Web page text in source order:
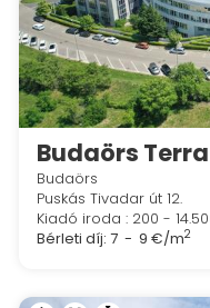
Budaörs Terra
Budaörs
Puskás Tivadar út 12.
Kiadó iroda : 200 -
Bérleti díj: 7 - 9 €/m2